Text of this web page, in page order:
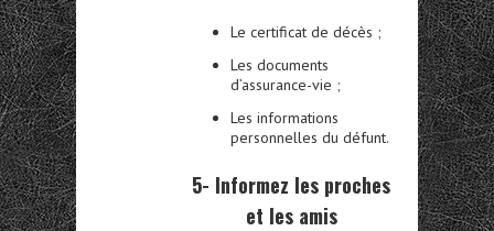
Le certificat de décès ;
Les documents
d’assurance-vie ;
Les informations
personnelles du défunt.
5- Informez les proches
et les amis